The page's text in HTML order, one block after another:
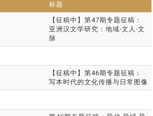
标题
【征稿中】第47期专题征稿：
亚洲汉文学研究：地域‧文人 ‧文
脉
【征稿中】第46期专题征稿：
写本时代的文化传播与日常图像